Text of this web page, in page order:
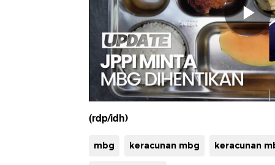
(rdp/idh)
mbg keracunan mbg keracunan